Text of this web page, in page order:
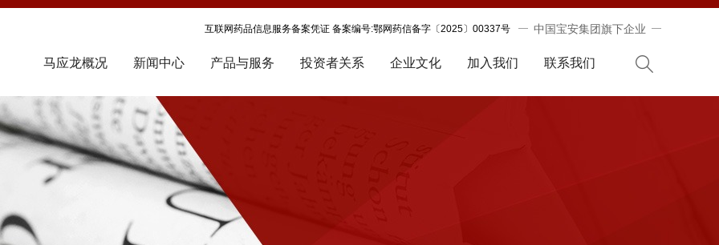
互联网药品信息服务备案凭证 备案编号:鄂网药信备字〔2025〕00337号 中国宝安集团旗下企业
马应龙概况 新闻中心 产品与服务 投资者关系 企业文化 加入我们 联系我们